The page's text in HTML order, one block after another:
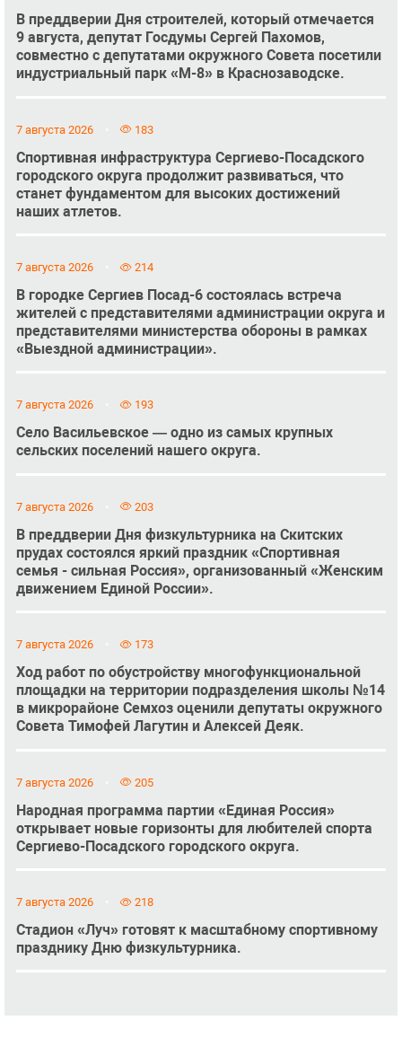
В преддверии Дня строителей, который отмечается
9 августа, депутат Госдумы Сергей Пахомов,
совместно с депутатами окружного Совета посетили
индустриальный парк «М-8» в Краснозаводске.
7 августа 2026 183
Спортивная инфраструктура Сергиево-Посадского
городского округа продолжит развиваться, что
станет фундаментом для высоких достижений
наших атлетов.
7 августа 2026 214
В городке Сергиев Посад-6 состоялась встреча
жителей с представителями администрации округа и
представителями министерства обороны в рамках
«Выездной администрации».
7 августа 2026 193
Село Васильевское — одно из самых крупных
сельских поселений нашего округа.
7 августа 2026 203
В преддверии Дня физкультурника на Скитских
прудах состоялся яркий праздник «Спортивная
семья - сильная Россия», организованный «Женским
движением Единой России».
7 августа 2026 173
Ход работ по обустройству многофункциональной
площадки на территории подразделения школы №14
в микрорайоне Семхоз оценили депутаты окружного
Совета Тимофей Лагутин и Алексей Деяк.
7 августа 2026 205
Народная программа партии «Единая Россия»
открывает новые горизонты для любителей спорта
Сергиево-Посадского городского округа.
7 августа 2026 218
Стадион «Луч» готовят к масштабному спортивному
празднику Дню физкультурника.